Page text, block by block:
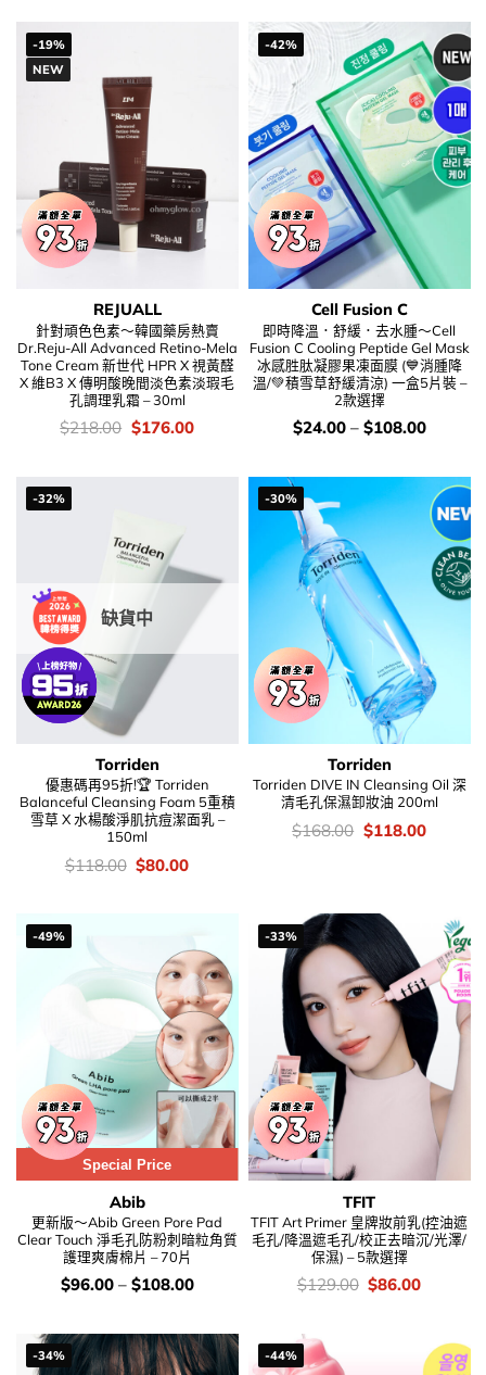
-19%
NEW
REJUALL
針對頑色色素～韓國藥房熱賣
Dr.Reju-All Advanced Retino-Mela
Tone Cream 新世代 HPR X 視黃醛
X 維B3 X 傳明酸晚間淡色素淡瑕毛
孔調理乳霜 – 30ml
價
錢：
$218.00 Original
price
$176.00Current
$176.00.
-42%
Cell Fusion C
即時降溫．舒緩．去水腫～Cell
Fusion C Cooling Peptide Gel Mask
冰感胜肽凝膠果凍面膜 (💙消腫降
溫/💚積雪草舒緩清涼) 一盒5片裝 –
2款選擇
價
錢：
$24.00– $108.00
-32%
缺貨中
Torriden
優惠碼再95折!🏆 Torriden
Balanceful Cleansing Foam 5重積
雪草 X 水楊酸淨肌抗痘潔面乳 –
150ml
價
錢：
$118.00 Original
price
$80.00Current
-30%
Torriden
Torriden DIVE IN Cleansing Oil 深
清毛孔保濕卸妝油 200ml
價
錢：
$168.00 Original
price
$118.00Current
-49%
Special Price
Abib
更新版～Abib Green Pore Pad
Clear Touch 淨毛孔防粉刺暗粒角質
護理爽膚棉片 – 70片
價
$96.00– $108.00
-33%
TFIT
TFIT Art Primer 皇牌妝前乳(控油遮
毛孔/降溫遮毛孔/校正去暗沉/光澤/
保濕) – 5款選擇
價
$129.00 Original
$86.00Current
-34% -44%